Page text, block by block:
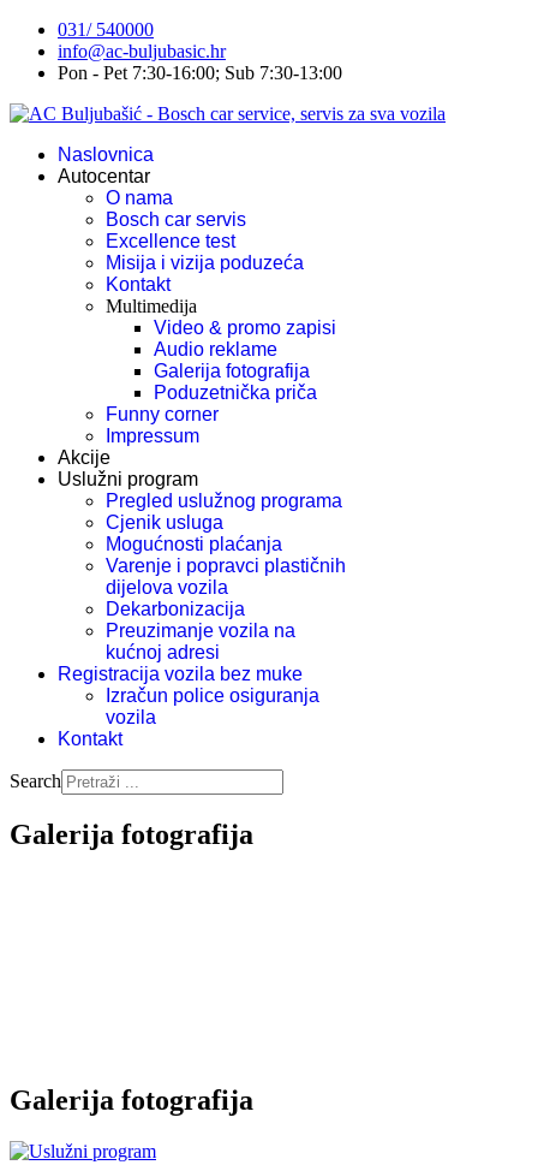
031/ 540000
info@ac-buljubasic.hr
Pon - Pet 7:30-16:00; Sub 7:30-13:00
Naslovnica
Autocentar
O nama
Bosch car servis
Excellence test
Misija i vizija poduzeća
Kontakt
Multimedija
Video & promo zapisi
Audio reklame
Galerija fotografija
Poduzetnička priča
Funny corner
Impressum
Akcije
Uslužni program
Pregled uslužnog programa
Cjenik usluga
Mogućnosti plaćanja
Varenje i popravci plastičnih
dijelova vozila
Dekarbonizacija
Preuzimanje vozila na
kućnoj adresi
Registracija vozila bez muke
Izračun police osiguranja
vozila
Kontakt
Search
Galerija fotografija
Galerija fotografija